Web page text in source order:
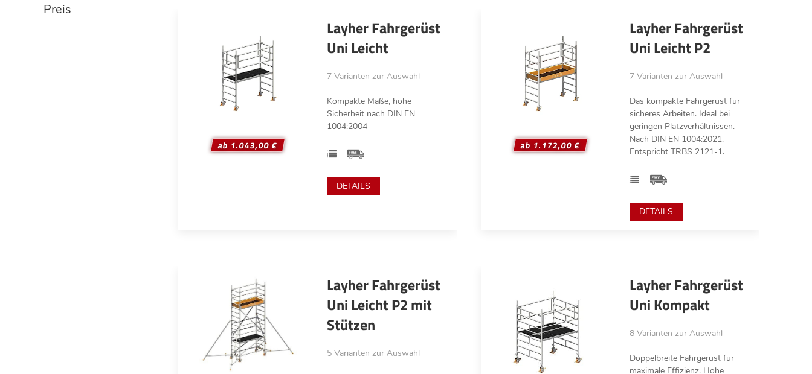
Preis
ab 1.043,00 €
Layher Fahrgerüst
Uni Leicht
7 Varianten zur Auswahl
Kompakte Maße, hohe
Sicherheit nach DIN EN
1004:2004
DETAILS
ab 1.172,00 €
Layher Fahrgerüst
Uni Leicht P2
7 Varianten zur Auswahl
Das kompakte Fahrgerüst für
sicheres Arbeiten. Ideal bei
geringen Platzverhältnissen.
Nach DIN EN 1004:2021.
Entspricht TRBS 2121-1.
DETAILS
Layher Fahrgerüst
Uni Leicht P2 mit
Stützen
5 Varianten zur Auswahl
Layher Fahrgerüst
Uni Kompakt
8 Varianten zur Auswahl
Doppelbreite Fahrgerüst für
maximale Effizienz. Hohe